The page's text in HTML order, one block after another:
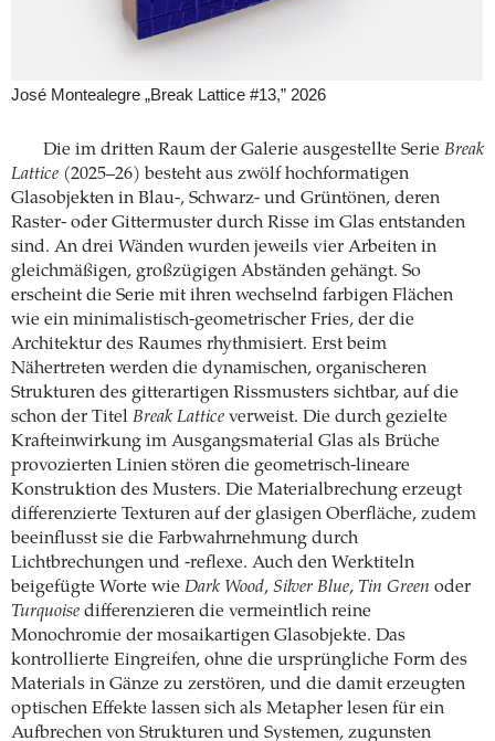
José Montealegre „Break Lattice #13,” 2026
Die im dritten Raum der Galerie ausgestellte Serie Break
Lattice (2025–26) besteht aus zwölf hochformatigen
Glasobjekten in Blau-, Schwarz- und Grüntönen, deren
Raster- oder Gittermuster durch Risse im Glas entstanden
sind. An drei Wänden wurden jeweils vier Arbeiten in
gleichmäßigen, großzügigen Abständen gehängt. So
erscheint die Serie mit ihren wechselnd farbigen Flächen
wie ein minimalistisch-geometrischer Fries, der die
Architektur des Raumes rhythmisiert. Erst beim
Nähertreten werden die dynamischen, organischeren
Strukturen des gitterartigen Rissmusters sichtbar, auf die
schon der Titel Break Lattice verweist. Die durch gezielte
Krafteinwirkung im Ausgangsmaterial Glas als Brüche
provozierten Linien stören die geometrisch-lineare
Konstruktion des Musters. Die Materialbrechung erzeugt
differenzierte Texturen auf der glasigen Oberfläche, zudem
beeinflusst sie die Farbwahrnehmung durch
Lichtbrechungen und -reflexe. Auch den Werktiteln
beigefügte Worte wie Dark Wood, Silver Blue, Tin Green oder
Turquoise differenzieren die vermeintlich reine
Monochromie der mosaikartigen Glasobjekte. Das
kontrollierte Eingreifen, ohne die ursprüngliche Form des
Materials in Gänze zu zerstören, und die damit erzeugten
optischen Effekte lassen sich als Metapher lesen für ein
Aufbrechen von Strukturen und Systemen, zugunsten